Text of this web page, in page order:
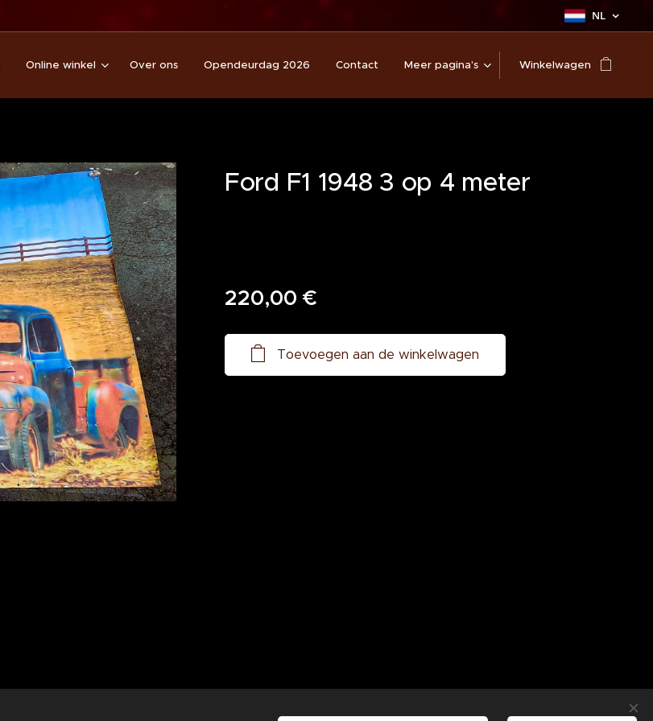
NL
Online winkel Over ons Opendeurdag 2026 Contact Meer pagina's Winkelwagen
Ford F1 1948 3 op 4 meter
220,00 €
Toevoegen aan de winkelwagen